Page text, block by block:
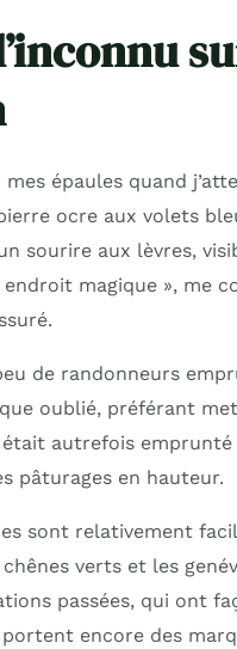
épaules quand
ocre aux volets
sourire aux lèvres,
magique », me
de randonneurs
oublié, préférant
autrefois
pâturages en hauteur.
sont relativement
verts et les
passées, qui ont
encore des